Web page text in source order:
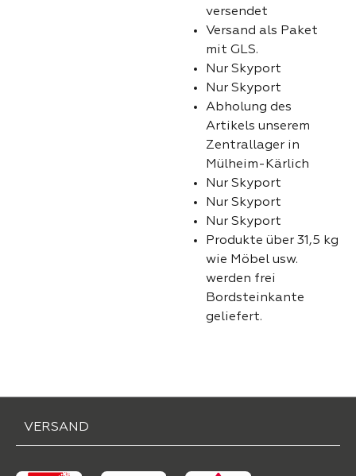
versendet
Versand als Paket
mit GLS.
Nur Skyport
Nur Skyport
Abholung des
Artikels unserem
Zentrallager in
Mülheim-Kärlich
Nur Skyport
Nur Skyport
Nur Skyport
Produkte über 31,5 kg
wie Möbel usw.
werden frei
Bordsteinkante
geliefert.
VERSAND